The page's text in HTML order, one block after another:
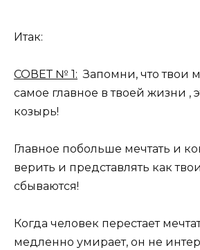
Итак:
СОВЕТ № 1: Запомни, что твои
самое главное в твоей жизни ,
козырь!
Главное побольше мечтать и
верить и представлять как
сбываются!
Когда человек перестает
медленно умирает, он не